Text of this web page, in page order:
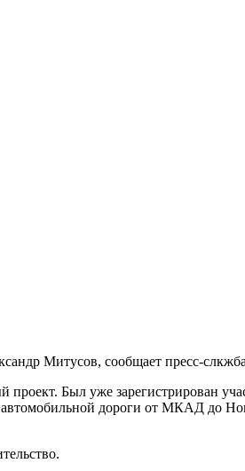
Митусов, сообщает пресс-
проект. Был уже зарегистрирован
дороги от МКАД до